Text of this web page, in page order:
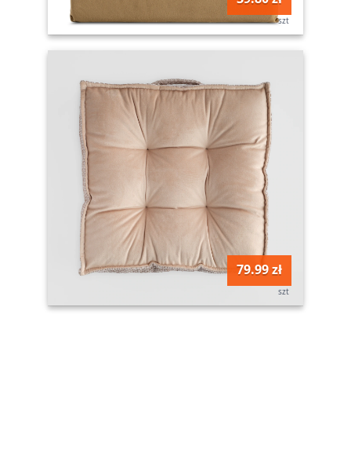
szt
79.99 zł
szt